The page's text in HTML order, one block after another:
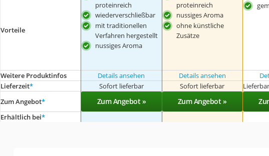
Vorteile
proteinreich
wiederverschließbar
mit traditionellen
Verfahren hergestellt
nussiges Aroma
proteinreich
nussiges Aroma
ohne künstliche
Zusätze
Weitere Produktinfos Details ansehen Details ansehen
Lieferzeit* Sofort lieferbar Sofort lieferbar
Zum Angebot* Zum Angebot » Zum Angebot »
Erhältlich bei*